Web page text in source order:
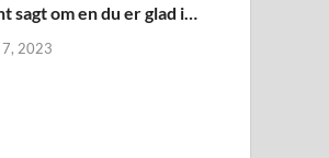
sagt om en du er glad i…
7, 2023